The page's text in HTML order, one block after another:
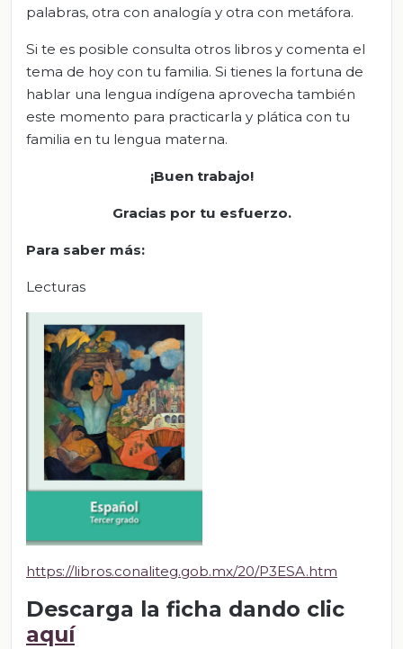
palabras, otra con analogía y otra con metáfora.
Si te es posible consulta otros libros y comenta el
tema de hoy con tu familia. Si tienes la fortuna de
hablar una lengua indígena aprovecha también
este momento para practicarla y plática con tu
familia en tu lengua materna.
¡Buen trabajo!
Gracias por tu esfuerzo.
Para saber más:
Lecturas
https://libros.conaliteg.gob.mx/20/P3ESA.htm
Descarga la ficha dando clic
aquí